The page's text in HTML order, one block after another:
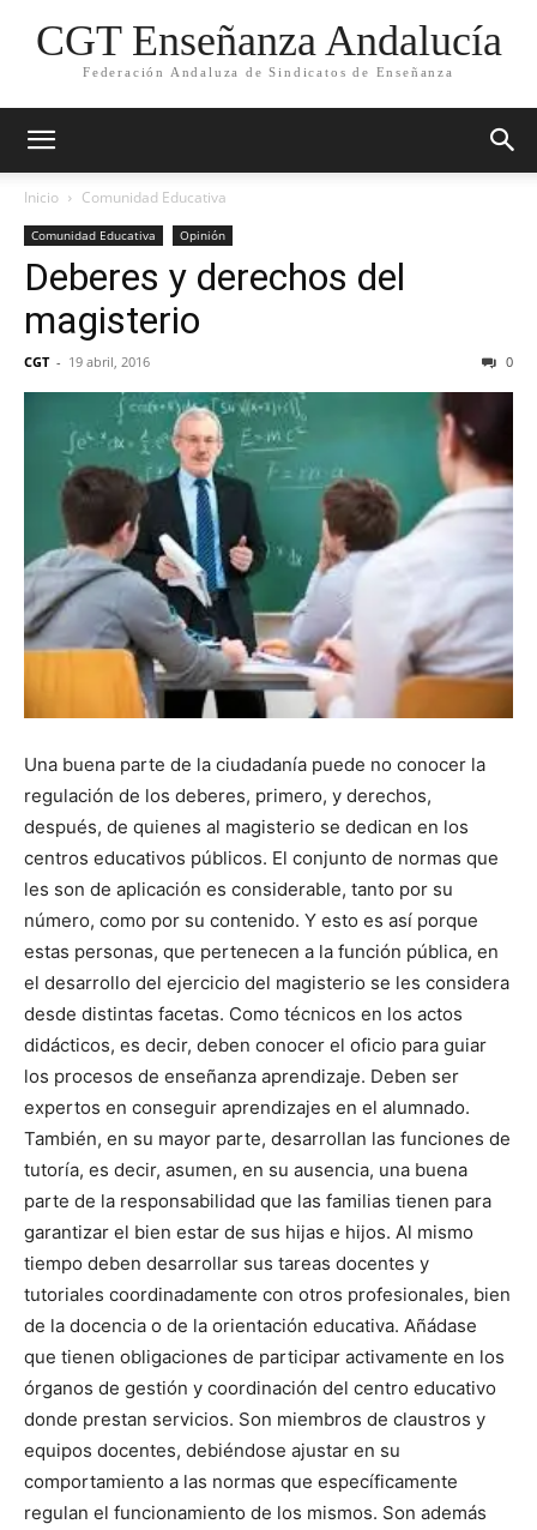
CGT Enseñanza Andalucía
Federación Andaluza de Sindicatos de Enseñanza
Inicio Comunidad Educativa
Comunidad Educativa Opinión
Deberes y derechos del
magisterio
CGT - 19 abril, 2016 0
Una buena parte de la ciudadanía puede no conocer la
regulación de los deberes, primero, y derechos,
después, de quienes al magisterio se dedican en los
centros educativos públicos. El conjunto de normas que
les son de aplicación es considerable, tanto por su
número, como por su contenido. Y esto es así porque
estas personas, que pertenecen a la función pública, en
el desarrollo del ejercicio del magisterio se les considera
desde distintas facetas. Como técnicos en los actos
didácticos, es decir, deben conocer el oficio para guiar
los procesos de enseñanza aprendizaje. Deben ser
expertos en conseguir aprendizajes en el alumnado.
También, en su mayor parte, desarrollan las funciones de
tutoría, es decir, asumen, en su ausencia, una buena
parte de la responsabilidad que las familias tienen para
garantizar el bien estar de sus hijas e hijos. Al mismo
tiempo deben desarrollar sus tareas docentes y
tutoriales coordinadamente con otros profesionales, bien
de la docencia o de la orientación educativa. Añádase
que tienen obligaciones de participar activamente en los
órganos de gestión y coordinación del centro educativo
donde prestan servicios. Son miembros de claustros y
equipos docentes, debiéndose ajustar en su
comportamiento a las normas que específicamente
regulan el funcionamiento de los mismos. Son además